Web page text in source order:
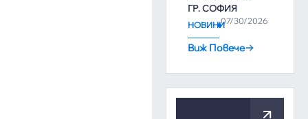
ГР. СОФИЯ
07/30/2026
НОВИНИ
Виж Повече